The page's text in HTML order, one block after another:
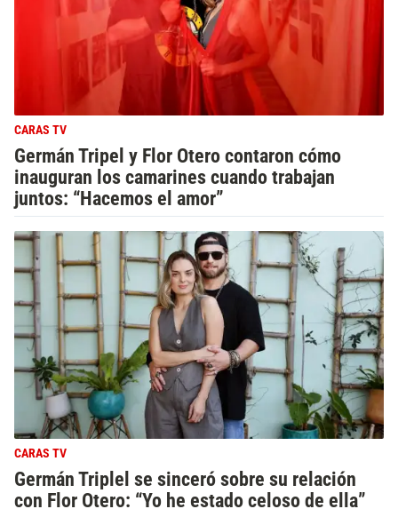
CARAS TV
Germán Tripel y Flor Otero contaron cómo
inauguran los camarines cuando trabajan
juntos: “Hacemos el amor”
CARAS TV
Germán Triplel se sinceró sobre su relación
con Flor Otero: “Yo he estado celoso de ella”